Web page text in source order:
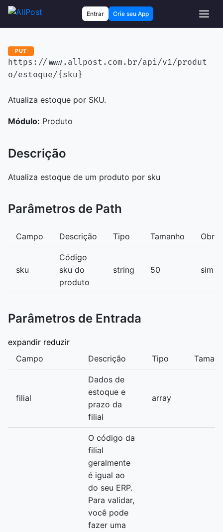
Entrar Crie seu App
PUT
https://www.allpost.com.br/api/v1/produt
o/estoque/{sku}
Atualiza estoque por SKU.
Módulo: Produto
Descrição
Atualiza estoque de um produto por sku
Parâmetros de Path
Campo Descrição Tipo Tamanho
sku
Código
sku do
produto
string 50 sim
Parâmetros de Entrada
expandir reduzir
Campo
Descrição Tipo
filial
Dados de
estoque e
prazo da
filial
array
O código da
filial
geralmente
é igual ao
do seu ERP.
Para validar,
você pode
fazer uma